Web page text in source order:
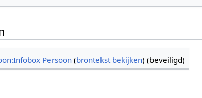
Persoon(brontekst bekijken) (beveiligd)